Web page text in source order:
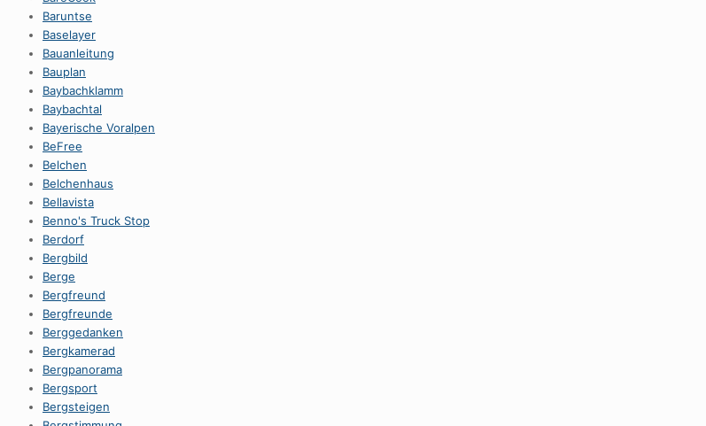
Baruntse
Baselayer
Bauanleitung
Bauplan
Baybachklamm
Baybachtal
Bayerische Voralpen
BeFree
Belchen
Belchenhaus
Bellavista
Benno's Truck Stop
Berdorf
Bergbild
Berge
Bergfreund
Bergfreunde
Berggedanken
Bergkamerad
Bergpanorama
Bergsport
Bergsteigen